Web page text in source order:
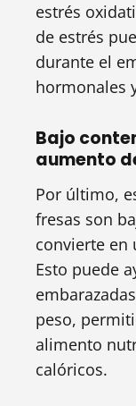
estrés
de estrés
durante el
hormonales
Bajo
aumento
Por último,
fresas son
convierte en
Esto puede
peso,
alimento
calóricos.